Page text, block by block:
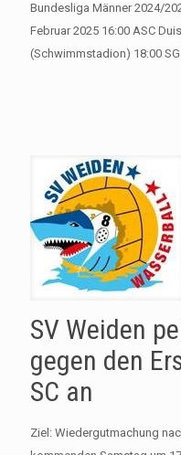
Bundesliga Männer 2024/
Februar 2025 16:00 ASC
(Schwimmstadion) 18:00
SV Weiden
gegen den
SC an
Ziel: Wiedergutmachung